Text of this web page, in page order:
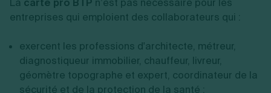
La carte pro BTP n’est pas nécessaire pour les
entreprises qui emploient des collaborateurs qui :
exercent les professions d'architecte, métreur,
diagnostiqueur immobilier, chauffeur, livreur,
géomètre topographe et expert, coordinateur de la
sécurité et de la protection de la santé ;